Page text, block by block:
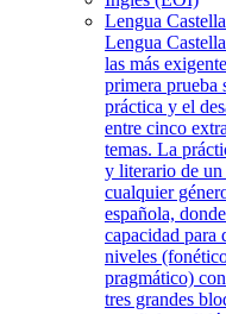
Lengua
Lengua
las más
primera prueba
práctica y el
entre cinco
temas. La
y literario de un
cualquier
española,
capacidad para
niveles
pragmático)
tres grandes